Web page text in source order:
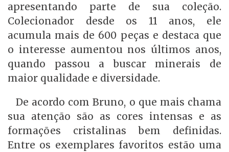
apresentando parte de sua coleção.
Colecionador desde os 11 anos, ele
acumula mais de 600 peças e destaca que
o interesse aumentou nos últimos anos,
quando passou a buscar minerais de
maior qualidade e diversidade.
De acordo com Bruno, o que mais chama
sua atenção são as cores intensas e as
formações cristalinas bem definidas.
Entre os exemplares favoritos estão uma